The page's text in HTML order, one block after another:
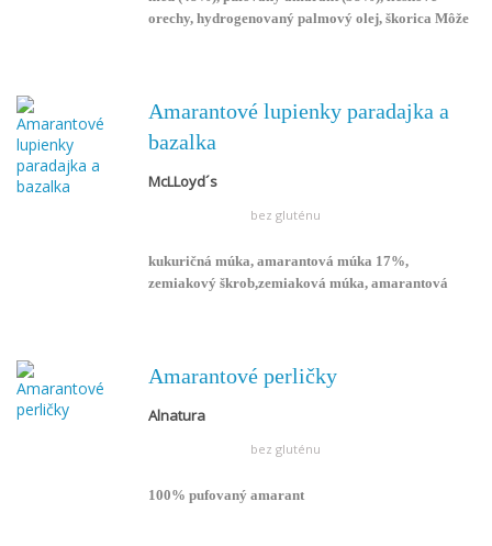
orechy, hydrogenovaný palmový olej, škorica Môže
Amarantové lupienky paradajka a
bazalka
McLLoyd´s
bez gluténu
kukuričná múka, amarantová múka 17%,
zemiakový škrob,zemiaková múka, amarantová
vajcia, sóju.
Amarantové perličky
Alnatura
bez gluténu
100% pufovaný amarant